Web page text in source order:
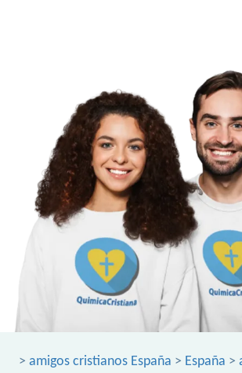
> amigos cristianos España > España >